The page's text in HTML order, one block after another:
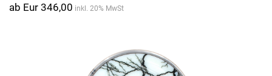
ab Eur 346,00 inkl. 20% MwSt